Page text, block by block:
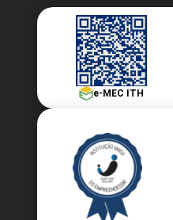
e-MEC ITH